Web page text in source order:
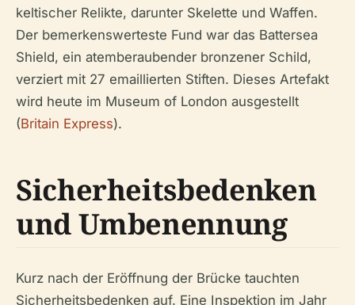
keltischer Relikte, darunter Skelette und Waffen.
Der bemerkenswerteste Fund war das Battersea
Shield, ein atemberaubender bronzener Schild,
verziert mit 27 emaillierten Stiften. Dieses Artefakt
wird heute im Museum of London ausgestellt
(Britain Express).
Sicherheitsbedenken
und Umbenennung
Kurz nach der Eröffnung der Brücke tauchten
Sicherheitsbedenken auf. Eine Inspektion im Jahr